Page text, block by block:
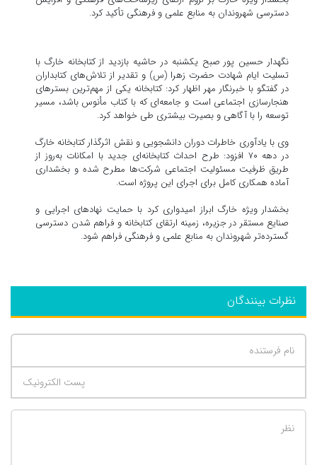
دسترسی شهروندان به منابع علمی و فرهنگی تأکید کرد.
نگهدار حسین پور صبح یکشنبه در حاشیه بازدید از کتابخانه خارگ با
تسلیت ایام شهادت حضرت زهرا (س) و تقدیر از تلاش‌های کتابداران
در گفتگو با خبرنگار مهر اظهار کرد: کتابخانه یکی از مهم‌ترین بسترهای
هنجارسازی اجتماعی است و جامعه‌ای که با کتاب مأنوس باشد، مسیر
توسعه را با آگاهی و بصیرت بیشتری طی خواهد کرد.
وی با یادآوری خاطرات دوران دانشجویی و نقش اثرگذار کتابخانه خارگ
در دهه ۷۰ افزود: طرح احداث کتابخانه‌ای جدید با امکانات به‌روز از
طریق ظرفیت مسئولیت اجتماعی شرکت‌ها مطرح شده و بخشداری
آماده همکاری کامل برای اجرای این پروژه است.
بخشدار ویژه خارگ ابراز امیدواری کرد با حمایت نهادهای اجرایی و
صنایع مستقر در جزیره، زمینه ارتقای کتابخانه و فراهم شدن دسترسی
گسترده‌تر شهروندان به منابع علمی و فرهنگی فراهم شود.
نظرات بینندگان